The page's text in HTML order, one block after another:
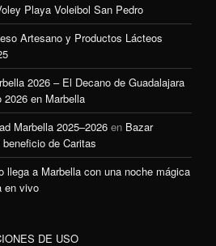
Playa Voleibol San Pedro
Artesano y Productos Lácteos
2026 – El Decano de Guadalajara
en Marbella
Marbella 2025–2026 en Bazar
de Caritas
llega a Marbella con una noche mágica
en vivo
DE USO